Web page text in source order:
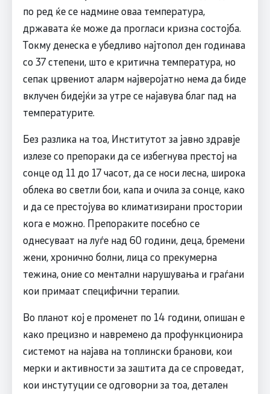
по ред ќе се надмине оваа температура,
државата ќе може да прогласи кризна состојба.
Токму денеска е убедливо најтопол ден годинава
со 37 степени, што е критична температура, но
сепак црвениот аларм најверојатно нема да биде
вклучен бидејќи за утре се најавува благ пад на
температурите.
Без разлика на тоа, Институтот за јавно здравје
излезе со препораки да се избегнува престој на
сонце од 11 до 17 часот, да се носи лесна, широка
облека во светли бои, капа и очила за сонце, како
и да се престојува во климатизирани простории
кога е можно. Препораките посебно се
однесуваат на луѓе над 60 години, деца, бремени
жени, хронично болни, лица со прекумерна
тежина, оние со ментални нарушувања и граѓани
кои примаат специфични терапии.
Во планот кој е променет по 14 години, опишан е
како прецизно и навремено да профункционира
системот на најава на топлински бранови, кои
мерки и активности за заштита да се спроведат,
кои инстутуции се одговорни за тоа, детален